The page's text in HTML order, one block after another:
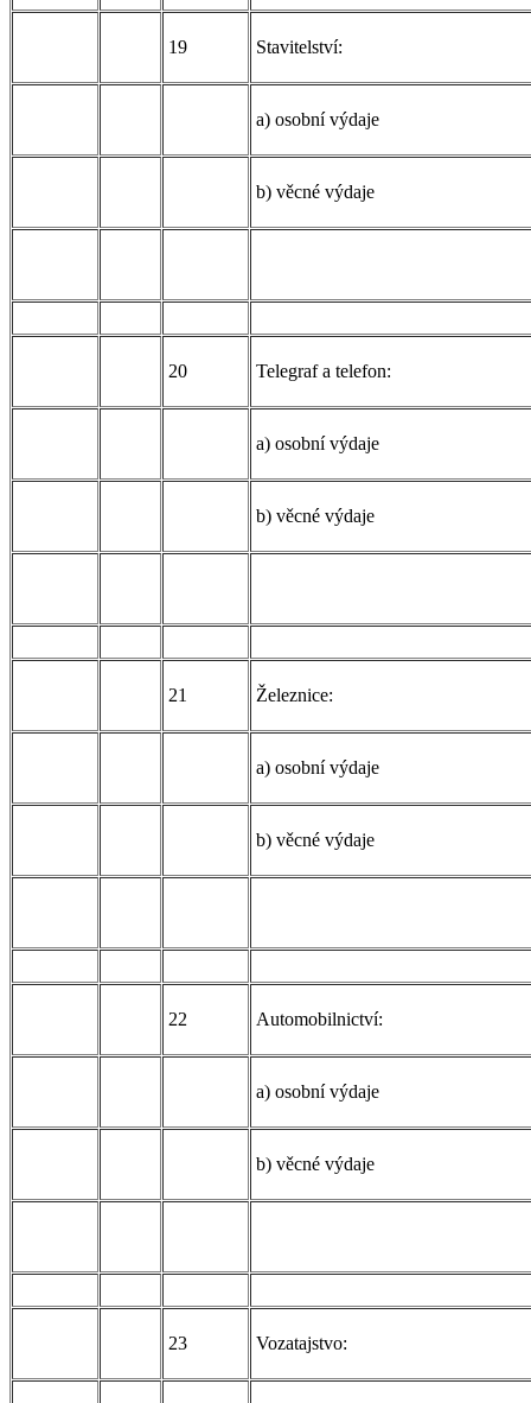
19 Stavitelství:
a) osobní výdaje
b) věcné výdaje
20 Telegraf a telefon:
a) osobní výdaje
b) věcné výdaje
21 Železnice:
a) osobní výdaje
b) věcné výdaje
22 Automobilnictví:
a) osobní výdaje
b) věcné výdaje
23 Vozatajstvo: